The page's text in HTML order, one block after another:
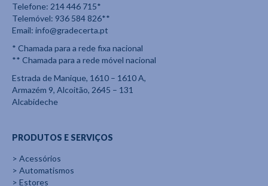
Telefone: 214 446 715*
Telemóvel: 936 584 826**
Email: info@gradecerta.pt
* Chamada para a rede fixa nacional
** Chamada para a rede móvel nacional
Estrada de Manique, 1610 – 1610 A,
Armazém 9, Alcoitão, 2645 – 131
Alcabideche
PRODUTOS E SERVIÇOS
> Acessórios
> Automatismos
> Estores